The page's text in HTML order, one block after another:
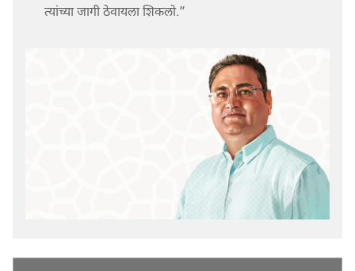
त्यांच्या जागी ठेवायला शिकलो.”